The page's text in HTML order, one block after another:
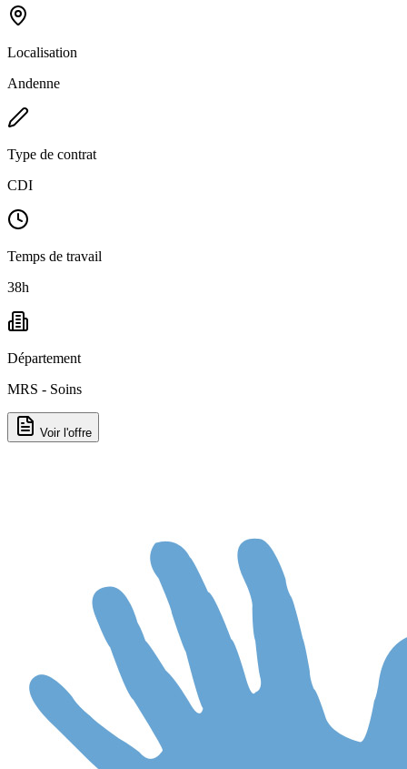
Localisation
Andenne
Type de contrat
CDI
Temps de travail
38h
Département
MRS - Soins
Voir l'offre